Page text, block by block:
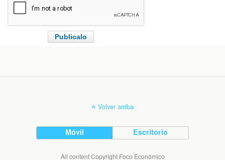
Volver arriba
Móvil Escritorio
All content Copyright Foco Económico